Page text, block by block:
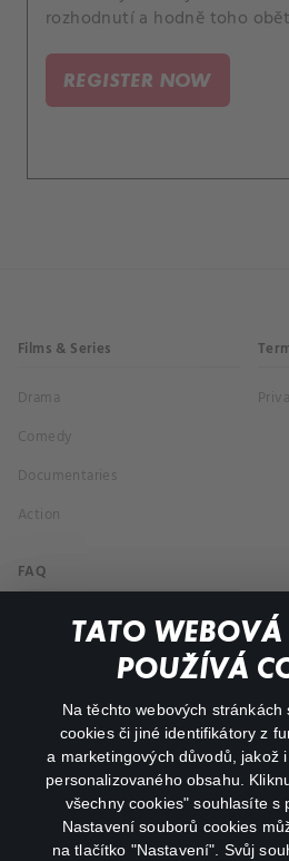
TATO
POUŽÍVÁ
Na těchto webových
cookies či jiné identifikátory z
a marketingových důvodů, jakož
personalizovaného obsahu.
všechny cookies" souhlasíte s
Nastavení souborů cookies
na tlačítko "Nastavení". Svůj
rozhodnutí a hodně toho
REGISTER NOW
Films & Series
Drama
Comedy
Documentaries
Action
FAQ
My profile
facebook